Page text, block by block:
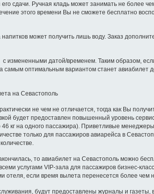
сдачи. Ручная кладь может занимать не более
этого времени Вы не сможете бесплатно
может получить лишь воду. Заказ
измененными датой/временем. Таким образом,
оптимальным вариантом станет авиабилет
на Севастополь
не чем не отличается, тогда как Вы
будет предоставлен повышенный уровень
на одного пассажира). Приветливые менеджеры
только для пассажиров авиарейса в
то авиабилет на Севастополь можно
услугами VIP-зала для пассажиров бизнес-
отеля, если время вылета перенесется более чем
будут предоставлены журналы и газеты,